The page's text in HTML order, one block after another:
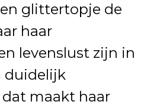
glittertopje de
haar
levenslust zijn in
duidelijk
maakt haar